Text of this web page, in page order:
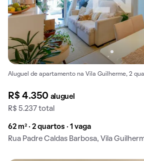
Aluguel de apartamento na Vila Guilherme, 2
R$ 4.350 aluguel
R$ 5.237 total
62 m² · 2 quartos · 1 vaga
Rua Padre Caldas Barbosa, Vila